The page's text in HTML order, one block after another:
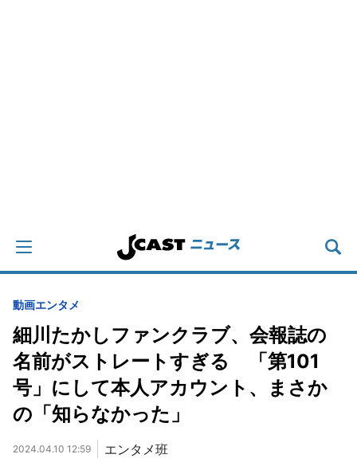
動画エンタメ
細川たかしファンクラブ、会報誌の
名前がストレートすぎる 「第101
号」にして本人アカウント、まさか
の「知らなかった」
2024.04.10 12:59 エンタメ班